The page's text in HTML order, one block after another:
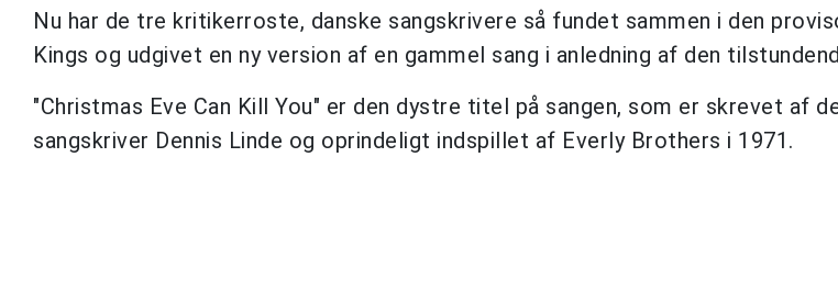
Nu har de tre kritikerroste, danske sangskrivere så fundet sammen i den
Kings og udgivet en ny version af en gammel sang i anledning af den
"Christmas Eve Can Kill You" er den dystre titel på sangen, som er skrevet af
sangskriver Dennis Linde og oprindeligt indspillet af Everly Brothers i 1971.